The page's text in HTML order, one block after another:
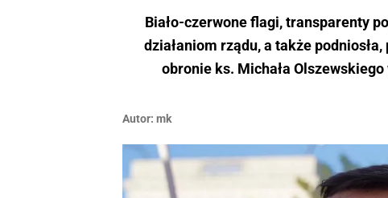
Biało-czerwone flagi, transparenty
działaniom rządu, a także
obronie ks. Michała
Autor: mk